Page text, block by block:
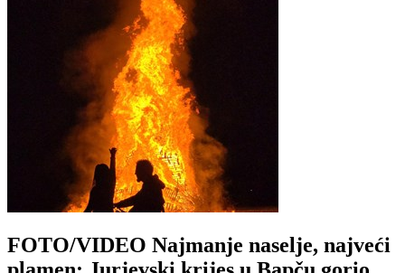
FOTO/VIDEO Najmanje naselje, najveći